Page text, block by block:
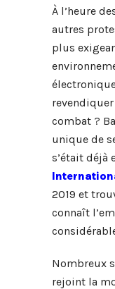
À l’heure
autres
plus
combat ?
unique de
s’était déjà
2019 et
connaît
Nombreux
rejoint la